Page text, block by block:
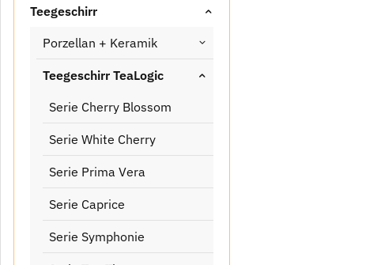
Teegeschirr
Porzellan + Keramik
Teegeschirr TeaLogic
Serie Cherry Blossom
Serie White Cherry
Serie Prima Vera
Serie Caprice
Serie Symphonie